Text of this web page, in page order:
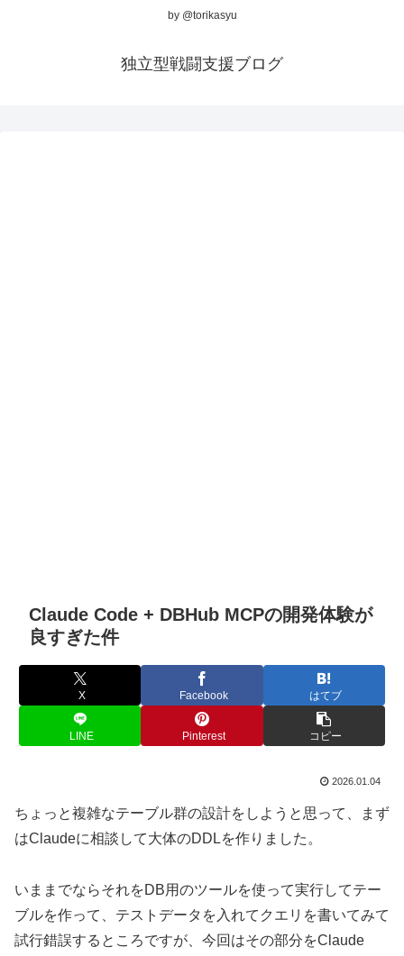
by @torikasyu
独立型戦闘支援ブログ
Claude Code + DBHub MCPの開発体験が
良すぎた件
X Facebook はてブ
LINE Pinterest コピー
2026.01.04
ちょっと複雑なテーブル群の設計をしようと思って、まず
はClaudeに相談して大体のDDLを作りました。
いままでならそれをDB用のツールを使って実行してテー
ブルを作って、テストデータを入れてクエリを書いてみて
試行錯誤するところですが、今回はその部分をClaude